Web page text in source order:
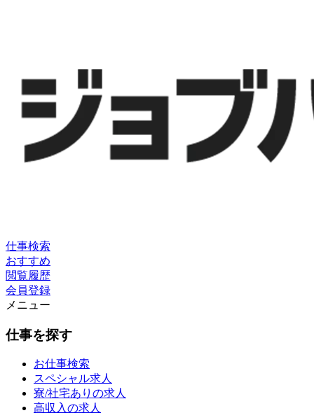
仕事検索
おすすめ
閲覧履歴
会員登録
メニュー
仕事を探す
お仕事検索
スペシャル求人
寮/社宅ありの求人
高収入の求人